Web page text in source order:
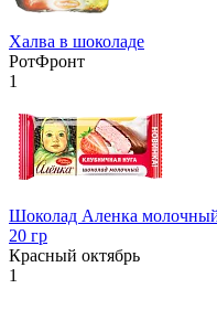
Халва в шоколаде
РотФронт
1
Шоколад Аленка
20 гр
Красный октябрь
1